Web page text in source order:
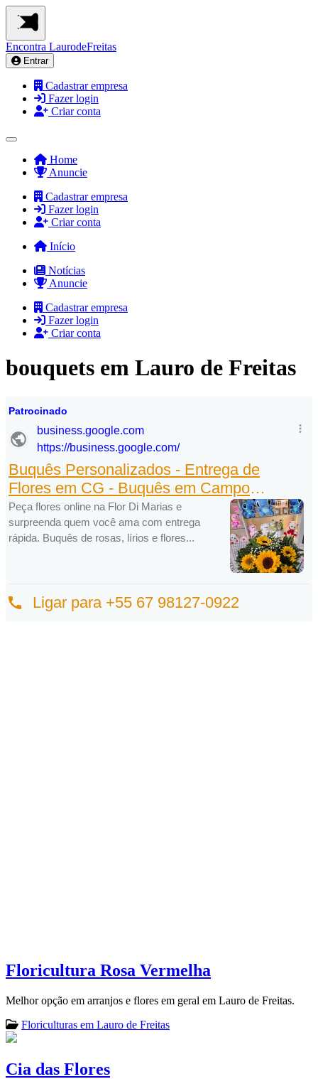
Encontra LaurodeFreitas
Entrar
Cadastrar empresa
Fazer login
Criar conta
Home
Anuncie
Cadastrar empresa
Fazer login
Criar conta
Início
Notícias
Anuncie
Cadastrar empresa
Fazer login
Criar conta
bouquets em Lauro de Freitas
Floricultura Rosa Vermelha
Melhor opção em arranjos e flores em geral em Lauro de Freitas.
Floriculturas em Lauro de Freitas
Cia das Flores